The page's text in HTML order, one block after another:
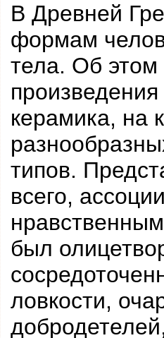
В Древней
формам
тела. Об этом
произведения
керамика, на
типов.
всего,
был
ловкости,